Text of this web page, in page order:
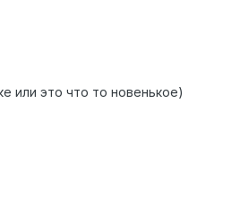
или это что то новенькое)